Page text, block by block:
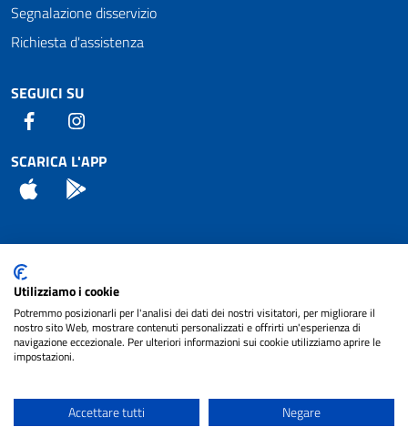
Segnalazione disservizio
Richiesta d'assistenza
SEGUICI SU
Facebook
SCARICA L'APP
App Store
Attuazione Misure PNRR
Piano di miglioramento del sito
Note legali
cura diNET SMART
Utilizziamo i cookie
Potremmo posizionarli per l'analisi dei dati dei nostri visitatori, per migliorare il
nostro sito Web, mostrare contenuti personalizzati e offrirti un'esperienza di
navigazione eccezionale. Per ulteriori informazioni sui cookie utilizziamo aprire le
impostazioni.
Accettare tutti Negare